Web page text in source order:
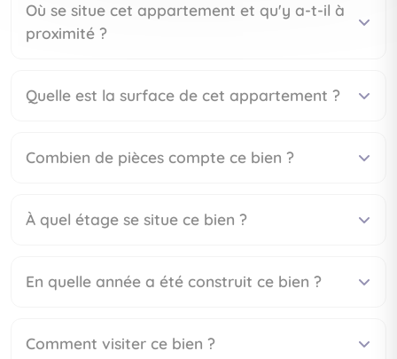
Où se situe cet appartement et qu'y a-t-il à
proximité ?
Quelle est la surface de cet appartement ?
Combien de pièces compte ce bien ?
À quel étage se situe ce bien ?
En quelle année a été construit ce bien ?
Comment visiter ce bien ?